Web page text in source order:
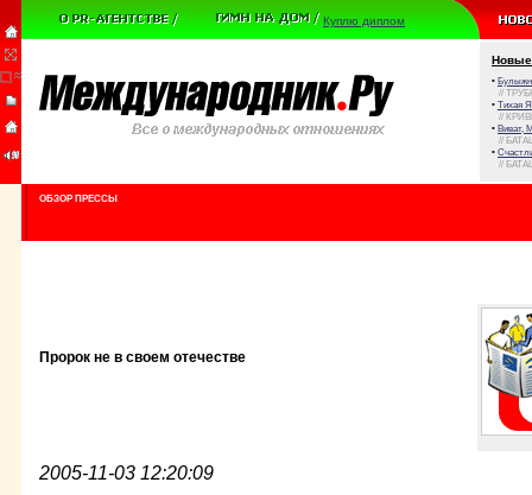
Куплю диплом
Новые
•
//
• Тихая
//
• Виват,
//
•
//
ОБЗОР ПРЕССЫ
Пророк не в своем отечестве
2005-11-03 12:20:09